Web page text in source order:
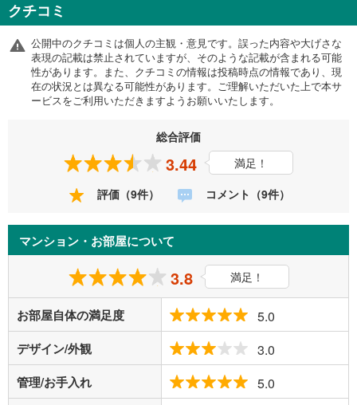
クチコミ
公開中のクチコミは個人の主観・意見です。誤った内容や大げさな
表現の記載は禁止されていますが、そのような記載が含まれる可能
性があります。また、クチコミの情報は投稿時点の情報であり、現
在の状況とは異なる可能性があります。ご理解いただいた上で本サ
ービスをご利用いただきますようお願いいたします。
総合評価
3.44
満足！
評価（9件）
コメント（9件）
マンション・お部屋について
3.8 満足！
お部屋自体の満足度 5.0
デザイン/外観 3.0
管理/お手入れ 5.0